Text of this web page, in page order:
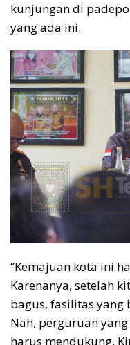
kunjungan di
yang ada ini.
‘’Kemajuan kota ini
Karenanya, setelah
bagus, fasilitas yang
Nah, perguruan
harus mendukung.